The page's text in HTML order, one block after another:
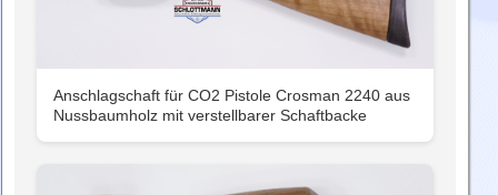
Anschlagschaft für CO2 Pistole Crosman 2240 aus
Nussbaumholz mit verstellbarer Schaftbacke